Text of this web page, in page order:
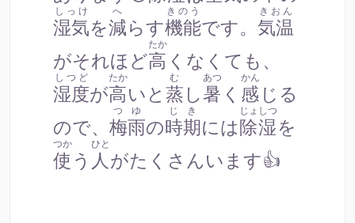
湿気
しっけ
を減
へ
らす機能
きのう
です。 気温
きおん
がそれほど高
たか
くなくても、
湿度
しつど
が高
たか
いと 蒸
む
し 暑
あつ
く 感
かん
じる
ので、 梅雨
つゆ
の時期
じき
には除湿
じょしつ
を
使
つか
う 人
ひと
がたくさんいます👍